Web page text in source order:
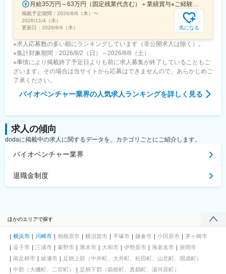
月給35万円～63万円（固定残業代含む）＋業績賞与※ご経験・スキルを考慮の上決定いたします※固定残業代は、時間外労働の有無にかかわらず月35時間分を、月8万3400円～15万円支給。（35時間を超える時間外労働分は追加で支給）
掲載予定期間： 2026/8/6（木） 〜
2026/11/4（水）
更新日： 2026/8/6（木） 気になる
※求人応募数の多い順にランキングしています（非公開求人は除く）。
※集計対象期間：2026/8/2（日）～2026/8/8（土）
※事情により掲載終了予定日よりも前に求人募集が終了していることもご
ざいます。その場合は当サイトから応募はできませんので、あらかじめご
了承ください。
バイオベンチャー業界の人気求人ランキングを詳しく見る
求人の傾向
dodaに掲載中の求人に関するデータを、カテゴリごとにご紹介します。
バイオベンチャー業界
退職金制度
ほかのエリアで探す
横浜市 川崎市 相模原市 横須賀市 平塚市 鎌倉市 小田原市
茅ヶ崎市
逗子市
三浦市 秦野市 厚木市 大和市 伊勢原市 海老名市
座間市
南足柄市
綾瀬市
足柄上郡（中井町、大井町、松田町、山北町、開成町）
中郡（大磯町、二宮町）
足柄下郡（箱根町、真鶴町、湯河原町）